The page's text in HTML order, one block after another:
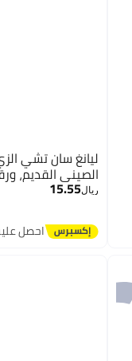
ليانغ سان تشي
الصيني القديم،
ريال15.55
احصل